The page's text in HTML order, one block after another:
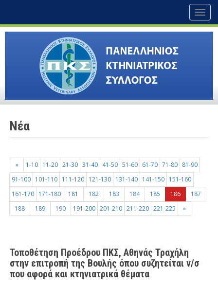
Nέα
« 1-10 11-20 21-30 31-40 41-50 51-60 61-70 71-80 81-90
91-100 101-110 111-120 121-130 131-140 141-150 151-160
161-170 171-180 181 182 183 184 185 186
187
188
189 190 191-200 201-210 211-220 221-225 »
Τοποθέτηση Προέδρου ΠΚΣ, Αθηνάς Τραχήλη
στην επιτροπή της Βουλής όπου συζητείται ν/σ
που αφορά και κτηνιατρικά θέματα